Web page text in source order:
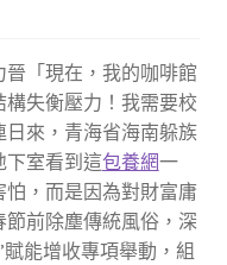
「現在，我的咖啡館
失衡壓力！我需要校
來，青海省海南躲族
下室看到這包養網一
，而是因為對財富庸
前除塵傳統風俗，深
能增收專項舉動，組